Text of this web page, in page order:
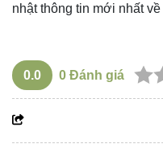
nhật thông tin mới nhất về
0.0 0 Đánh giá